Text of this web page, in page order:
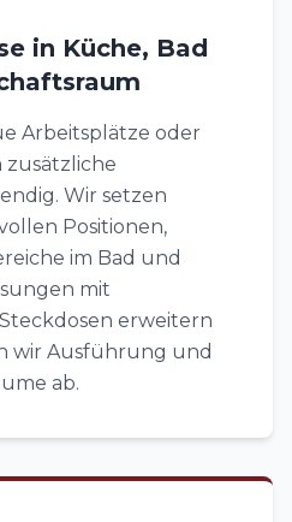
in Küche, Bad
Arbeitsplätze oder
Wir setzen
Positionen,
im Bad und
mit
erweitern
wir Ausführung und
ab.